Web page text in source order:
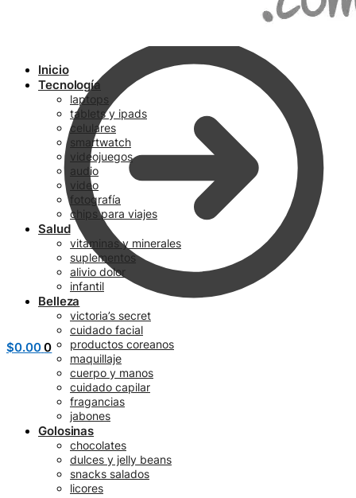
$0.00 0
Inicio
Tecnología
laptops
tablets y ipads
celulares
smartwatch
videojuegos
audio
video
fotografía
chips para viajes
Salud
vitaminas y minerales
suplementos
alivio dolor
infantil
Belleza
victoria’s secret
cuidado facial
productos coreanos
maquillaje
cuerpo y manos
cuidado capilar
fragancias
jabones
Golosinas
chocolates
dulces y jelly beans
snacks salados
licores